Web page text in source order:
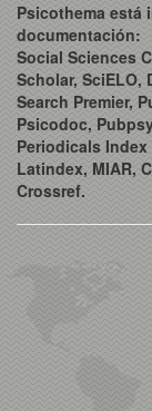
Psicothema está
documentación:
Social Sciences
Scholar, SciELO,
Search Premier,
Psicodoc,
Periodicals Index
Latindex, MIAR,
Crossref.